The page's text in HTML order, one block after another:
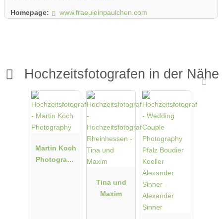
Homepage: www.fraeuleinpaulchen.com
Hochzeitsfotografen in der Nähe
Martin Koch
Photograph
Tina und
Maxim